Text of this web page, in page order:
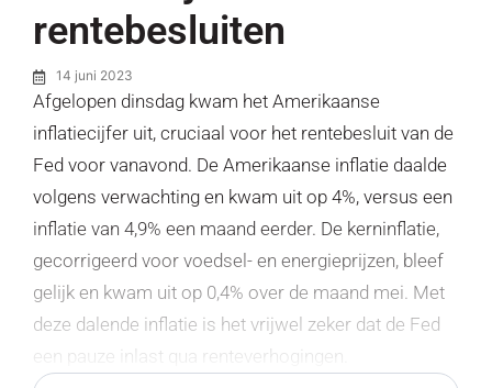
rentebesluiten
14 juni 2023
Afgelopen dinsdag kwam het Amerikaanse
inflatiecijfer uit, cruciaal voor het rentebesluit van de
Fed voor vanavond. De Amerikaanse inflatie daalde
volgens verwachting en kwam uit op 4%, versus een
inflatie van 4,9% een maand eerder. De kerninflatie,
gecorrigeerd voor voedsel- en energieprijzen, bleef
gelijk en kwam uit op 0,4% over de maand mei. Met
deze dalende inflatie is het vrijwel zeker dat de Fed
een pauze inlast qua renteverhogingen.